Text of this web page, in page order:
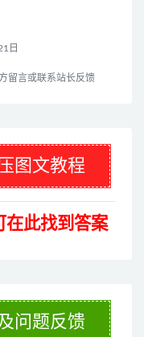
日
留言或联系站长反馈
图文教程
在此找到答案
问题反馈